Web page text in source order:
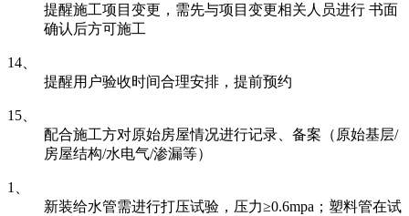
提醒施工项目变更，需先与项目变更相关人员进行 书面
确认后方可施工
14、
提醒用户验收时间合理安排，提前预约
15、
配合施工方对原始房屋情况进行记录、备案（原始基层/
房屋结构/水电气/渗漏等）
1、
新装给水管需进行打压试验，压力≥0.6mpa；塑料管在试